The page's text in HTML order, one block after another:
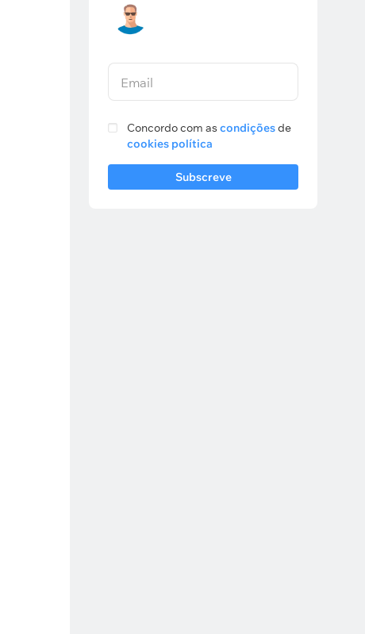
Email
Concordo com ascondiçõesde
cookies política
Subscreve